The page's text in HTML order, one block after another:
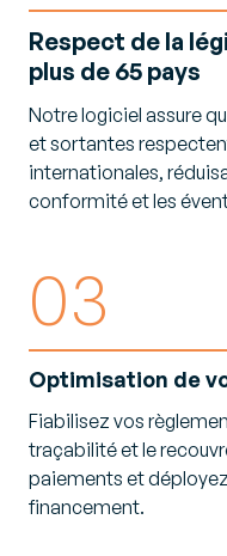
Respect de la
plus de 65 pays
Notre logiciel assure
et sortantes
internationales,
conformité et les
03
Optimisation de
Fiabilisez vos
traçabilité et le
paiements et
financement.